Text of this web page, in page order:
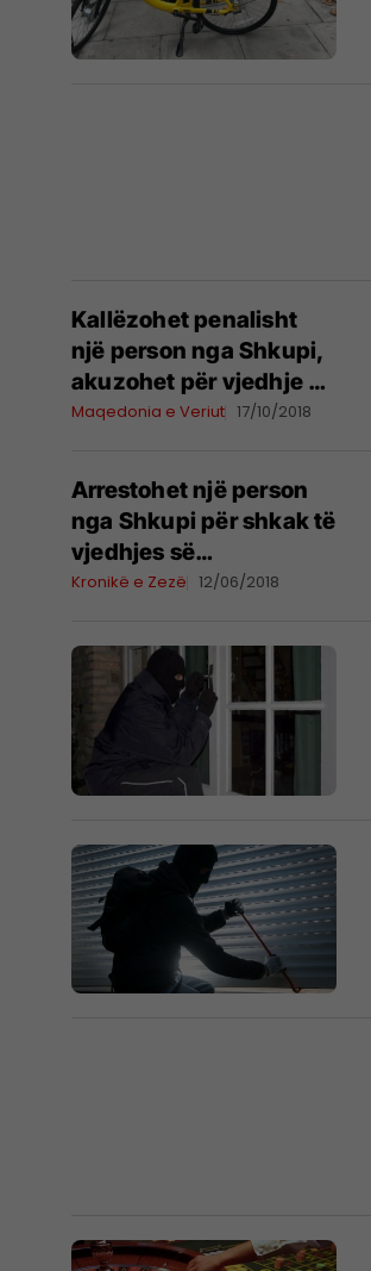
Kallëzohet penalisht
një person nga Shkupi,
akuzohet për vjedhje në
një barnatore
Maqedonia e Veriut 17/10/2018
Arrestohet një person
nga Shkupi për shkak të
vjedhjes së
motoçikletës
Kronikë e Zezë 12/06/2018